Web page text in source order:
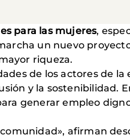
para las mujeres,
un nuevo
riqueza.
de los actores de la
y la sostenibilidad.
generar empleo
afirman